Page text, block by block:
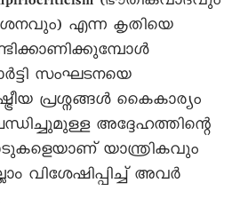
എന്ന കൃതിയെ
സംഘടനയെ
പ്രശ്നങ്ങൾ കെെകാര്യം
അദ്ദേഹത്തിന്റെ
യാന്ത്രികവും
വിശേഷിപ്പിച്ച് അവർ